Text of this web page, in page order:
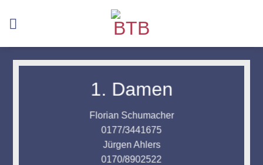
1. Damen
Florian Schumacher
0177/3441675
Jürgen Ahlers
0170/8902522